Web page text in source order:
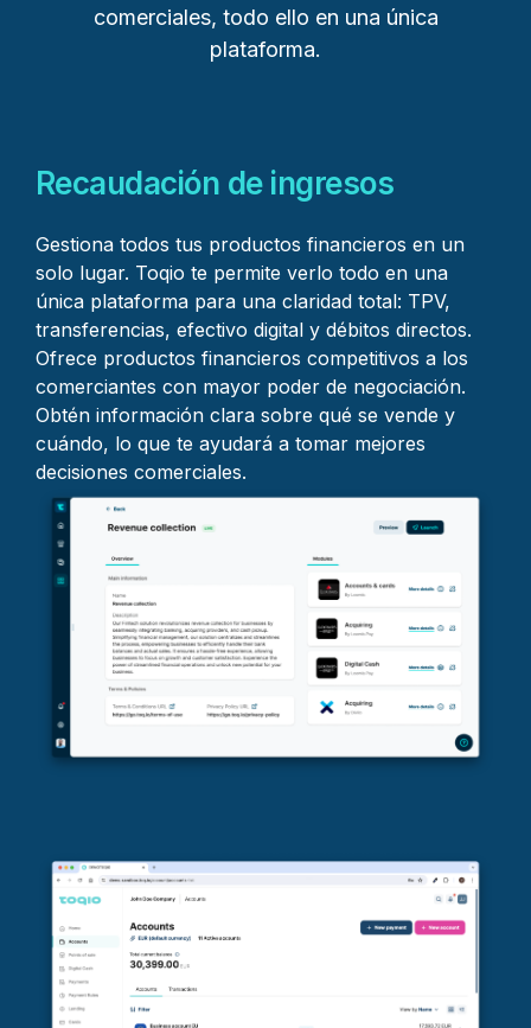
comerciales, todo ello en una única
plataforma.
Recaudación de ingresos
Gestiona todos tus productos financieros en un
solo lugar. Toqio te permite verlo todo en una
única plataforma para una claridad total: TPV,
transferencias, efectivo digital y débitos directos.
Ofrece productos financieros competitivos a los
comerciantes con mayor poder de negociación.
Obtén información clara sobre qué se vende y
cuándo, lo que te ayudará a tomar mejores
decisiones comerciales.